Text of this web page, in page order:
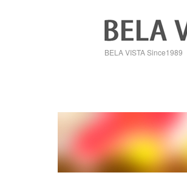
BELA VISTA Since1989